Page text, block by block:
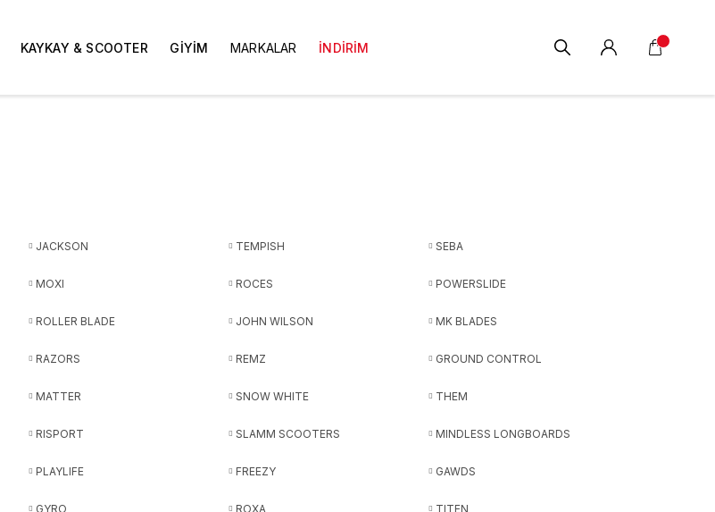
KAYKAY & SCOOTER GİYİM MARKALAR İNDİRİM
JACKSON TEMPISH SEBA
MOXI ROCES POWERSLIDE
ROLLER BLADE JOHN WILSON MK BLADES
RAZORS REMZ GROUND CONTROL
MATTER SNOW WHITE THEM
RISPORT SLAMM SCOOTERS MINDLESS LONGBOARDS
PLAYLIFE FREEZY GAWDS
GYRO ROXA TITEN